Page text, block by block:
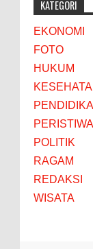
KATEGORI
EKONOMI
FOTO
HUKUM
PERISTIWA
POLITIK
RAGAM
REDAKSI
WISATA